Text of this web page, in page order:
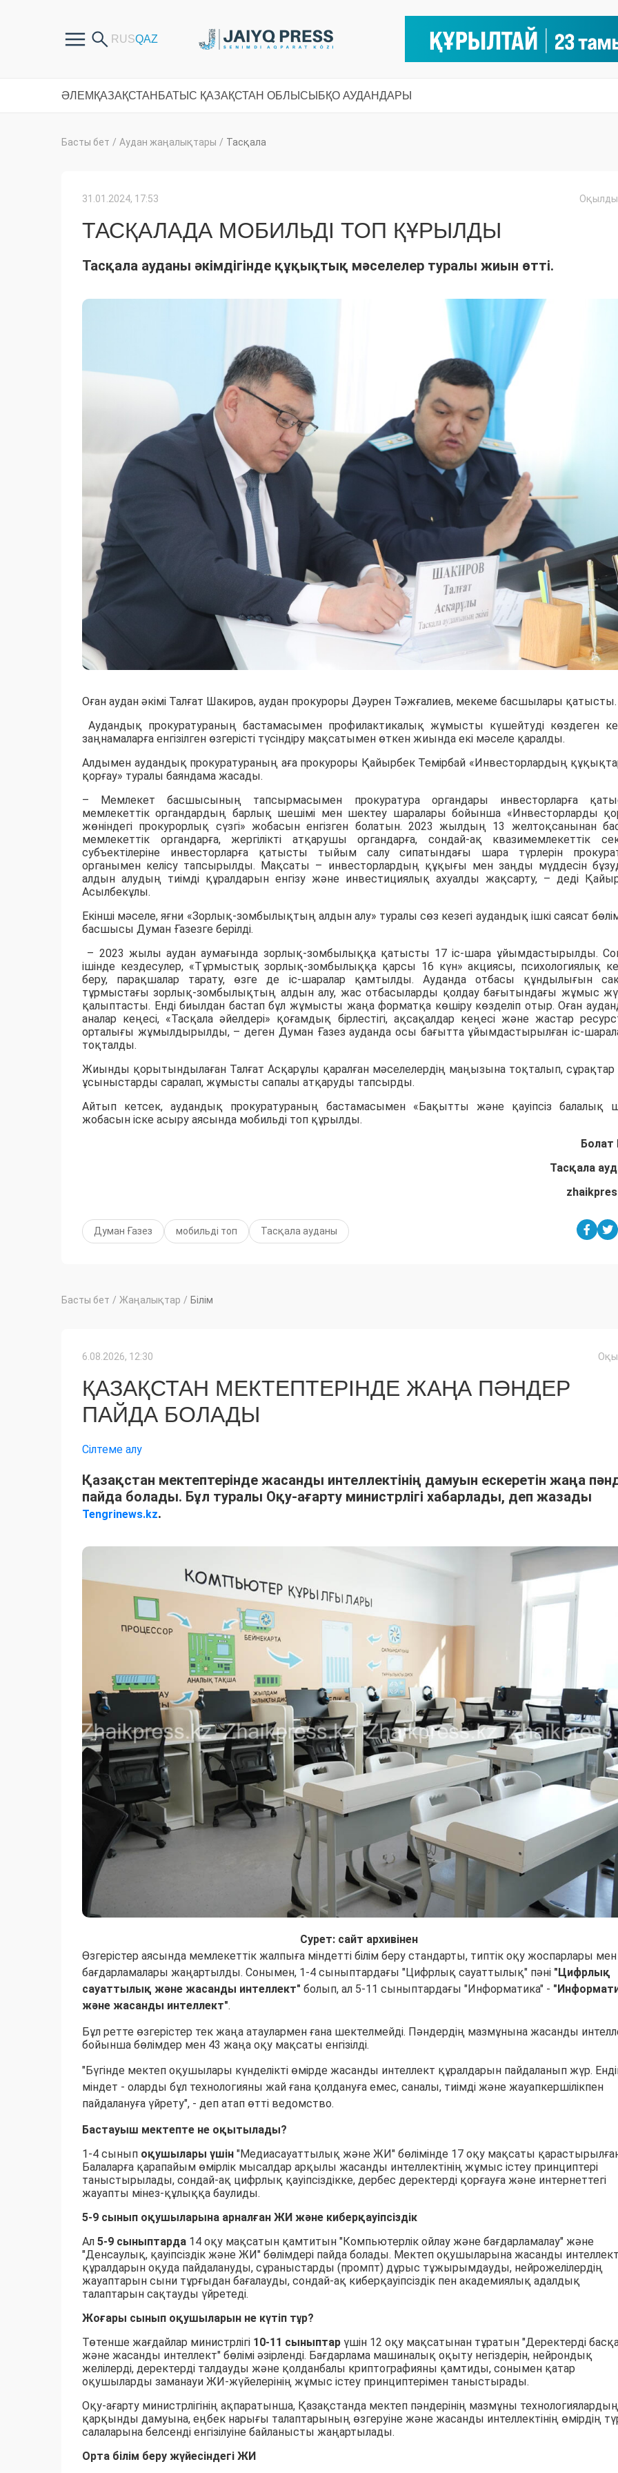
ӘЛЕМ ҚАЗАҚСТАН БАТЫС ҚАЗАҚСТАН ОБЛЫСЫ БҚО АУДАНДАРЫ
Басты бет / Аудан жаңалықтары / Тасқала
31.01.2024, 17:53
ТАСҚАЛАДА МОБИЛЬДІ ТОП ҚҰРЫЛДЫ
Тасқала ауданы әкімдігінде құқықтық мәселелер туралы жиын өтті.
Оған аудан әкімі Талғат Шакиров, аудан прокуроры Дәурен Тәжғалиев, мекеме басшылары қатысты.
Аудандық прокуратураның бастамасымен профилактикалық жұмысты күшейтуді көздеген
заңнамаларға енгізілген өзгерісті түсіндіру мақсатымен өткен жиында екі мәселе қаралды.
Алдымен аудандық прокуратураның аға прокуроры Қайырбек Темірбай «Инвесторлардың
қорғау» туралы баяндама жасады.
– Мемлекет басшысының тапсырмасымен прокуратура органдары инвесторларға
мемлекеттік органдардың барлық шешімі мен шектеу шаралары бойынша «Инвесторларды
жөніндегі прокурорлық сүзгі» жобасын енгізген болатын. 2023 жылдың 13 желтоқсанынан
мемлекеттік органдарға, жергілікті атқарушы органдарға, сондай-ақ квазимемлекеттік
субъектілеріне инвесторларға қатысты тыйым салу сипатындағы шара түрлерін
органымен келісу тапсырылды. Мақсаты – инвесторлардың құқығы мен заңды мүддесін
алдын алудың тиімді құралдарын енгізу және инвестициялық ахуалды жақсарту, – деді
Асылбекұлы.
Екінші мәселе, яғни «Зорлық-зомбылықтың алдын алу» туралы сөз кезегі аудандық ішкі саясат
басшысы Думан Ғазезге берілді.
– 2023 жылы аудан аумағында зорлық-зомбылыққа қатысты 17 іс-шара ұйымдастырылды.
ішінде кездесулер, «Тұрмыстық зорлық-зомбылыққа қарсы 16 күн» акциясы, психологиялық
беру, парақшалар тарату, өзге де іс-шаралар қамтылды. Ауданда отбасы құндылығын
тұрмыстағы зорлық-зомбылықтың алдын алу, жас отбасыларды қолдау бағытындағы жұмыс
қалыптасты. Енді биылдан бастап бұл жұмысты жаңа форматқа көшіру көзделіп отыр. Оған
аналар кеңесі, «Тасқала әйелдері» қоғамдық бірлестігі, ақсақалдар кеңесі және жастар
орталығы жұмылдырылды, – деген Думан Ғазез ауданда осы бағытта ұйымдастырылған іс-
тоқталды.
Жиынды қорытындылаған Талғат Асқарұлы қаралған мәселелердің маңызына тоқталып,
ұсыныстарды саралап, жұмысты сапалы атқаруды тапсырды.
Айтып кетсек, аудандық прокуратураның бастамасымен «Бақытты және қауіпсіз балалық
жобасын іске асыру аясында мобильді топ құрылды.
Болат
Тасқала
Думан Ғазез мобильді топ Тасқала ауданы
Басты бет / Жаңалықтар / Білім
6.08.2026, 12:30
ҚАЗАҚСТАН МЕКТЕПТЕРІНДЕ ЖАҢА ПӘНДЕР
ПАЙДА БОЛАДЫ
Сілтеме алу
Қазақстан мектептерінде жасанды интеллектінің дамуын ескеретін жаңа
пайда болады. Бұл туралы Оқу-ағарту министрлігі хабарлады, деп жазады
Tengrinews.kz.
Сурет: сайт архивінен
Өзгерістер аясында мемлекеттік жалпыға міндетті білім беру стандарты, типтік оқу жоспарлары
бағдарламалары жаңартылды. Сонымен, 1-4 сыныптардағы "Цифрлық сауаттылық" пәні "Цифрлық
сауаттылық және жасанды интеллект" болып, ал 5-11 сыныптардағы "Информатика" -
және жасанды интеллект".
Бұл ретте өзгерістер тек жаңа атаулармен ғана шектелмейді. Пәндердің мазмұнына жасанды
бойынша бөлімдер мен 43 жаңа оқу мақсаты енгізілді.
"Бүгінде мектеп оқушылары күнделікті өмірде жасанды интеллект құралдарын пайдаланып жүр.
міндет - оларды бұл технологияны жай ғана қолдануға емес, саналы, тиімді және жауапкершілікпен
пайдалануға үйрету", - деп атап өтті ведомство.
Бастауыш мектепте не оқытылады?
1-4 сынып оқушылары үшін "Медиасауаттылық және ЖИ" бөлімінде 17 оқу мақсаты
Балаларға қарапайым өмірлік мысалдар арқылы жасанды интеллектінің жұмыс істеу принциптері
таныстырылады, сондай-ақ цифрлық қауіпсіздікке, дербес деректерді қорғауға және интернеттегі
жауапты мінез-құлыққа баулиды.
5-9 сынып оқушыларына арналған ЖИ және киберқауіпсіздік
Ал 5-9 сыныптарда 14 оқу мақсатын қамтитын "Компьютерлік ойлау және бағдарламалау" және
"Денсаулық, қауіпсіздік және ЖИ" бөлімдері пайда болады. Мектеп оқушыларына жасанды интеллект
құралдарын оқуда пайдалануды, сұраныстарды (промпт) дұрыс тұжырымдауды, нейрожелілердің
жауаптарын сыни тұрғыдан бағалауды, сондай-ақ киберқауіпсіздік пен академиялық адалдық
талаптарын сақтауды үйретеді.
Жоғары сынып оқушыларын не күтіп тұр?
Төтенше жағдайлар министрлігі 10-11 сыныптар үшін 12 оқу мақсатынан тұратын "Деректерді
және жасанды интеллект" бөлімі әзірленді. Бағдарлама машиналық оқыту негіздерін, нейрондық
желілерді, деректерді талдауды және қолданбалы криптографияны қамтиды, сонымен қатар
оқушыларды заманауи ЖИ-жүйелерінің жұмыс істеу принциптерімен таныстырады.
Оқу-ағарту министрлігінің ақпаратынша, Қазақстанда мектеп пәндерінің мазмұны технологиялардың
қарқынды дамуына, еңбек нарығы талаптарының өзгеруіне және жасанды интеллектінің өмірдің
салаларына белсенді енгізілуіне байланысты жаңартылады.
Орта білім беру жүйесіндегі ЖИ